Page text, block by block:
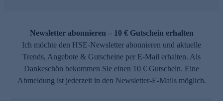
Newsletter abonnieren – 10 € Gutschein erhalten
Ich möchte den HSE-Newsletter abonnieren und aktuelle
Trends, Angebote & Gutscheine per E-Mail erhalten. Als
Dankeschön bekommen Sie einen 10 € Gutschein. Eine
Abmeldung ist jederzeit in den Newsletter-E-Mails möglich.